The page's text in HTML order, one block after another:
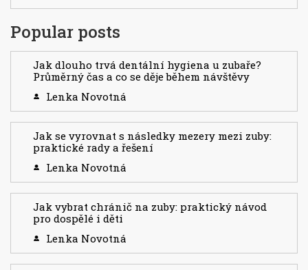
Popular posts
Jak dlouho trvá dentální hygiena u zubaře?
Průměrný čas a co se děje během návštěvy
Lenka Novotná
Jak se vyrovnat s následky mezery mezi zuby:
praktické rady a řešení
Lenka Novotná
Jak vybrat chránič na zuby: praktický návod
pro dospělé i děti
Lenka Novotná